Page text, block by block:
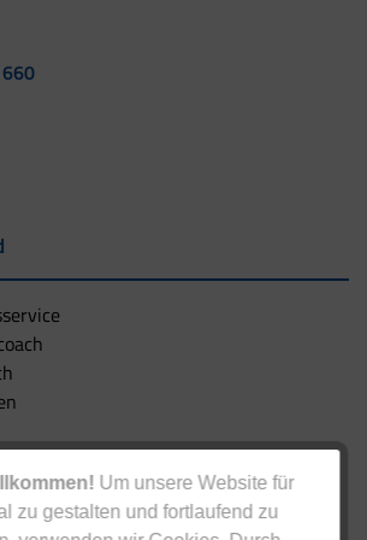
Um unsere Website für
zu gestalten und fortlaufend zu
Deutschlands